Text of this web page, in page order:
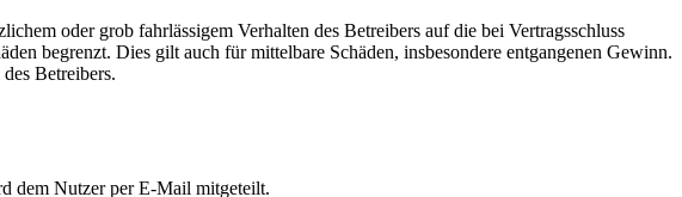
oder grob fahrlässigem Verhalten des Betreibers auf die bei Vertragsschluss
begrenzt. Dies gilt auch für mittelbare Schäden, insbesondere entgangenen Gewinn.
Betreibers.
dem Nutzer per E-Mail mitgeteilt.